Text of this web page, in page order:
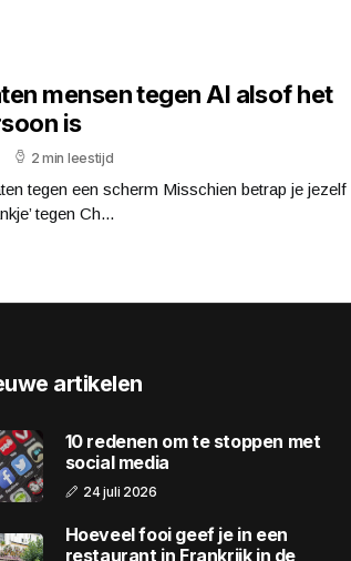
mensen tegen AI alsof het
is
2 min leestijd
tegen een scherm Misschien betrap je jezelf
tegen Ch...
artikelen
10 redenen om te stoppen met
social media
24 juli 2026
Hoeveel fooi geef je in een
restaurant in Frankrijk in de